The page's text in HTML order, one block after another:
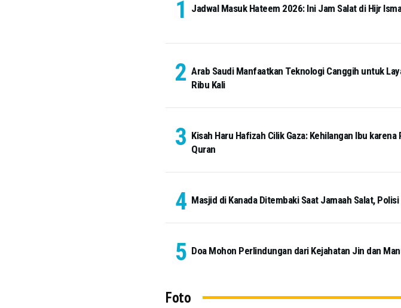
Jadwal Masuk Hateem 2026: Ini Jam Salat di Hijr
Arab Saudi Manfaatkan Teknologi Canggih untuk
Ribu Kali
Kisah Haru Hafizah Cilik Gaza: Kehilangan Ibu
Quran
Masjid di Kanada Ditembaki Saat Jamaah Salat,
Doa Mohon Perlindungan dari Kejahatan Jin dan
Foto